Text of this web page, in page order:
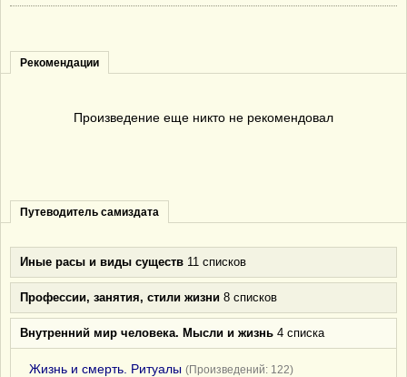
Рекомендации
Произведение еще никто не рекомендовал
Путеводитель самиздата
Иные расы и виды существ 11 списков
Профессии, занятия, стили жизни 8 списков
Внутренний мир человека. Мысли и жизнь 4 списка
Жизнь и смерть. Ритуалы (Произведений: 122)